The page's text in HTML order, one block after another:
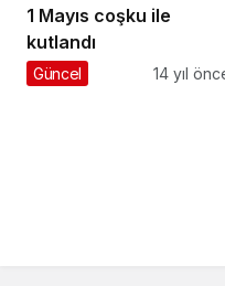
1 Mayıs coşku ile
kutlandı
Güncel 14 yıl